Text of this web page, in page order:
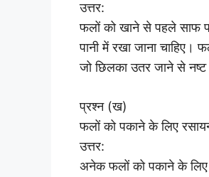
उत्तर:
फलों को खाने से पहले साफ
पानी में रखा जाना चाहिए।
जो छिलका उतर जाने से नष्ट
प्रश्न (ख)
फलों को पकाने के लिए
उत्तर:
अनेक फलों को पकाने के लिए